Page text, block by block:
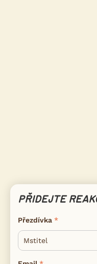
PŘIDEJTE
Přezdívka